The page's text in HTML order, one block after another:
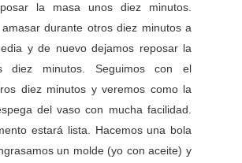
la masa unos diez minutos.
durante otros diez minutos a
y de nuevo dejamos reposar la
diez minutos. Seguimos con el
diez minutos y veremos como la
del vaso con mucha facilidad.
estará lista. Hacemos una bola
un molde (yo con aceite) y